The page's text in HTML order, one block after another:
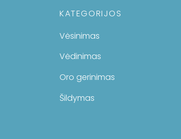
KATEGORIJOS
Vėsinimas
Vėdinimas
Oro gerinimas
Šildymas